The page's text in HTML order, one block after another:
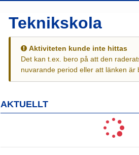
AKTUELLT
Teknikskola
Aktiviteten kunde inte hittas
Det kan t.ex. bero på att den
nuvarande period eller att länken är